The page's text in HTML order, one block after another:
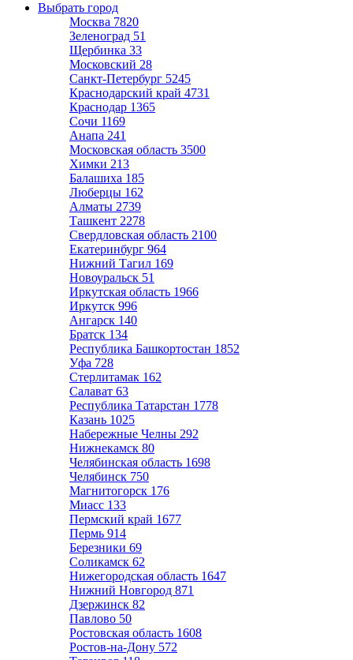
Выбрать город
Москва 7820
Зеленоград 51
Щербинка 33
Московский 28
Санкт-Петербург 5245
Краснодарский край 4731
Краснодар 1365
Сочи 1169
Анапа 241
Московская область 3500
Химки 213
Балашиха 185
Люберцы 162
Алматы 2739
Ташкент 2278
Свердловская область 2100
Екатеринбург 964
Нижний Тагил 169
Новоуральск 51
Иркутская область 1966
Иркутск 996
Ангарск 140
Братск 134
Республика Башкортостан 1852
Уфа 728
Стерлитамак 162
Салават 63
Республика Татарстан 1778
Казань 1025
Набережные Челны 292
Нижнекамск 80
Челябинская область 1698
Челябинск 750
Магнитогорск 176
Миасс 133
Пермский край 1677
Пермь 914
Березники 69
Соликамск 62
Нижегородская область 1647
Нижний Новгород 871
Дзержинск 82
Павлово 50
Ростовская область 1608
Ростов-на-Дону 572